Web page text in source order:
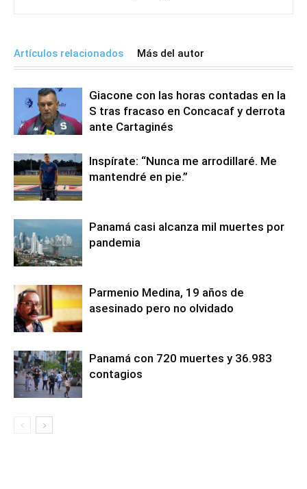
Artículos relacionados Más del autor
Giacone con las horas contadas en la
S tras fracaso en Concacaf y derrota
ante Cartaginés
Inspírate: “Nunca me arrodillaré. Me
mantendré en pie.”
Panamá casi alcanza mil muertes por
pandemia
Parmenio Medina, 19 años de
asesinado pero no olvidado
Panamá con 720 muertes y 36.983
contagios